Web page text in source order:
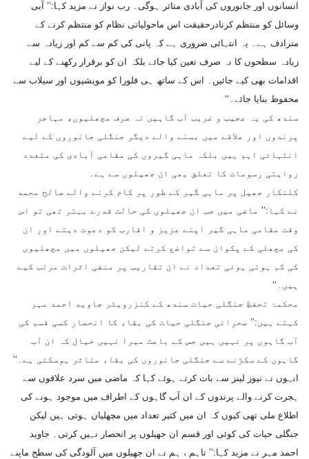
انسانوں اور جانوروں کی آبادی متاثر ہوگی۔ رب نواز نے مزید کہا:’’ آبی
وسائل کو منتظم کرنادرحقیقت اس ماحولیاتی نظام کو منتظم کرنے کے
مترادف ہے۔ یہ انتہائی ضروری ہے کہ پانی کی کم سے کم اور زیادہ سے
زیادہ سطحوں کا نہ صرف تعین کیا جائے بلکہ ان کو برقرار رکھنے کے لیے
اقدامات بھی کیے جائیں۔ اس کے ساتھ ہی فلورا کو مویشیوں اور سیلاب سے
محفوظ بنایا جائے۔‘‘
سندھ کی یہ عجیب و غریب آب گاہیں نہ صرف مچھلیوں، مہاجر
پرندوں اور علاقے میں بسنے والے دیگر جنگلی جانوروں کے لیے
انتہائی اہم ہیں بلکہ ماہی گیروں کی مقامی آبادی کی متعدد
روایتی رسومات کا تعلق بھی ان جھیلوں سے ہے۔
کلنکار جھیل پر ماہی گیر کے طور پر کام کرنے والے صالح محمد
نے کہا:’’ ماضی میں جب ان جھیلوں کی حالت قدرے بہتر تھی تو اس
وقت مقامی ماہی گیر اپنے عزیز و اقارب کو دعوت دیتے اور ان
کی مچھلی کے پکوان سے تواضع کرتے لیکن جھیلوں میں مچھلیوں
کی کم ہوتی ہوئی تعداد نے ان تقاریب پر منفی اثرات مرتب کیے
ہیں۔‘‘
محکمۂ تحفظِ جنگلی حیات سندھ کے کنزرویٹر جاوید احمد مہر
کہتے ہیں:’’ صحرائی جنگلی حیات کی بقاء کا انحصار کسی قسم کی
آب گاہوں پر نہیں ہیں جس کے باعث میرا نہیں خیال کہ ان آب
گاہوں کے سکڑنے سے جنگلی جانوروں کی بقاء متاثر ہوسکتی ہے۔‘‘
انہوں نے نیوز لینز سے بات کرتے ہوئے کہا کہ ماضی میں سرد علاقوں سے
ہجرت کرنے والے پرندوں کے ان آب گاہوں کے اطراف میں موجود ہونے کی
اطلاع ملی تھی کیوں کہ ان میں کثیر تعداد میں مچھلیاں ہوتی ہیں لیکن
جنگلی حیات کی کوئی اور قسم ان جھیلوں پر انحصار نہیں کرتی۔ جاوید
احمد مہر نے مزید کہا:’’ تاہم ، ہم نے ان جھیلوں میں آلودگی کی سطح ماپنے